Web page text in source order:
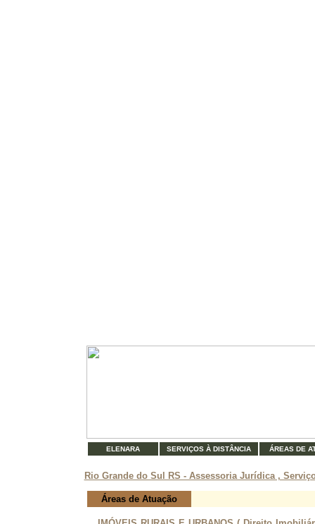
ELENARA SERVIÇOS À DISTÂNCIA ÁREAS DE
Rio Grande do Sul RS - Assessoria Jurídica ,
Áreas de Atuação